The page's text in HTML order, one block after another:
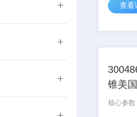
查看
锥美
飞